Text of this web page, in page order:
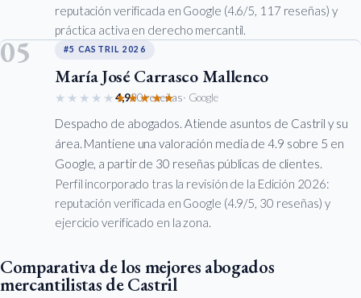
reputación verificada en Google (4.6/5, 117 reseñas) y
práctica activa en derecho mercantil.
05 #5 CASTRIL 2026
María José Carrasco Mallenco
★★★★★★★★★★
4,930 reseñas· Google
Despacho de abogados. Atiende asuntos de Castril y su
área. Mantiene una valoración media de 4.9 sobre 5 en
Google, a partir de 30 reseñas públicas de clientes.
Perfil incorporado tras la revisión de la Edición 2026:
reputación verificada en Google (4.9/5, 30 reseñas) y
ejercicio verificado en la zona.
Comparativa de los mejores abogados
mercantilistas de Castril